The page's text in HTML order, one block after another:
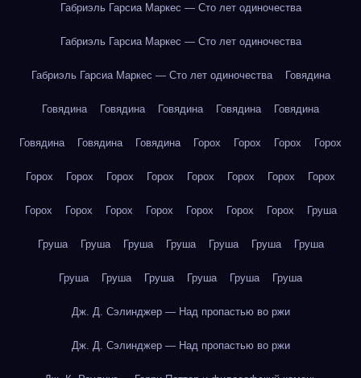
Габриэль Гарсиа Маркес — Сто лет одиночества
Габриэль Гарсиа Маркес — Сто лет одиночества
Габриэль Гарсиа Маркес — Сто лет одиночества Говядина
Говядина Говядина Говядина Говядина Говядина
Говядина Говядина Говядина Горох Горох Горох Горох
Горох Горох Горох Горох Горох Горох Горох Горох
Горох Горох Горох Горох Горох Горох Горох Груша
Груша Груша Груша Груша Груша Груша Груша
Груша Груша Груша Груша Груша Груша
Дж. Д. Сэлинджер — Над пропастью во ржи
Дж. Д. Сэлинджер — Над пропастью во ржи